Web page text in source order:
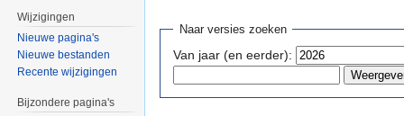
Naar versies zoeken
Van jaar (en eerder):
Wijzigingen
Nieuwe pagina's
Nieuwe bestanden
Recente wijzigingen
Bijzondere pagina's